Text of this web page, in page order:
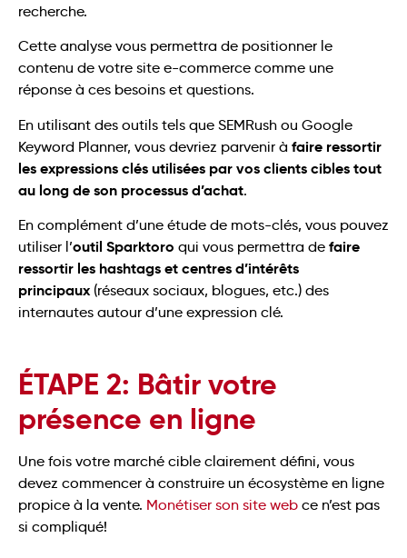
recherche.
Cette analyse vous permettra de positionner le
contenu de votre site e-commerce comme une
réponse à ces besoins et questions.
En utilisant des outils tels que SEMRush ou Google
Keyword Planner, vous devriez parvenir à faire ressortir
les expressions clés utilisées par vos clients cibles tout
au long de son processus d’achat.
En complément d’une étude de mots-clés, vous pouvez
utiliser l’outil Sparktoro qui vous permettra de faire
ressortir les hashtags et centres d’intérêts
principaux (réseaux sociaux, blogues, etc.) des
internautes autour d’une expression clé.
ÉTAPE 2: Bâtir votre
présence en ligne
Une fois votre marché cible clairement défini, vous
devez commencer à construire un écosystème en ligne
propice à la vente. Monétiser son site web ce n’est pas
si compliqué!